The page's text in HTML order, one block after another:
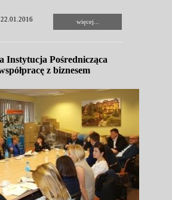
więcej...
Instytucja Pośrednicząca
z biznesem